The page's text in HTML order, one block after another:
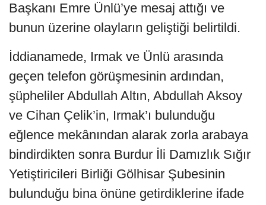
Başkanı Emre Ünlü’ye mesaj attığı ve
bunun üzerine olayların geliştiği belirtildi.
İddianamede, Irmak ve Ünlü arasında
geçen telefon görüşmesinin ardından,
şüpheliler Abdullah Altın, Abdullah Aksoy
ve Cihan Çelik’in, Irmak’ı bulunduğu
eğlence mekânından alarak zorla arabaya
bindirdikten sonra Burdur İli Damızlık Sığır
Yetiştiricileri Birliği Gölhisar Şubesinin
bulunduğu bina önüne getirdiklerine ifade